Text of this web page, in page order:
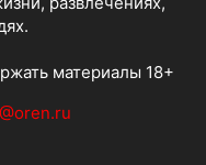
материалы 18+